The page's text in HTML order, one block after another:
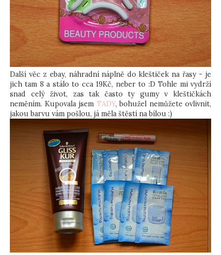
Další věc z ebay, náhradní náplně do kleštiček na řasy - je
jich tam 8 a stálo to cca 19Kč, neber to :D Tohle mi vydrží
snad celý život, zas tak často ty gumy v kleštičkách
neměním. Kupovala jsem TADY, bohužel nemůžete ovlivnit,
jakou barvu vám pošlou, já měla štěstí na bílou :)